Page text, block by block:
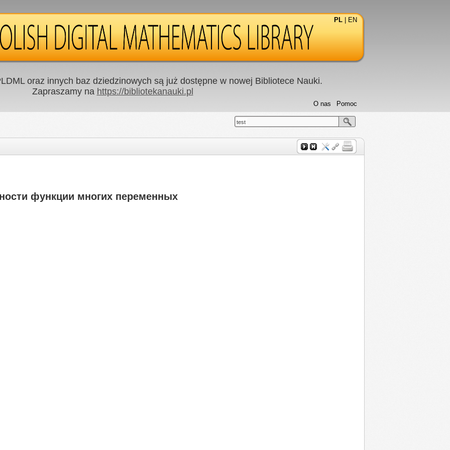
PL EN
oraz innych baz dziedzinowych są już dostępne w nowej Bibliotece Nauki.
Zapraszamy na https://bibliotekanauki.pl
Pomoc
O nas
test
функции многих переменных